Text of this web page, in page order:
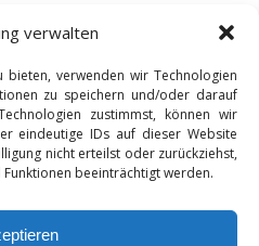
verwalten
verwenden wir Technologien
zu speichern und/oder darauf
zustimmst, können wir
eindeutige IDs auf dieser Website
nicht erteilst oder zurückziehst,
beeinträchtigt werden.